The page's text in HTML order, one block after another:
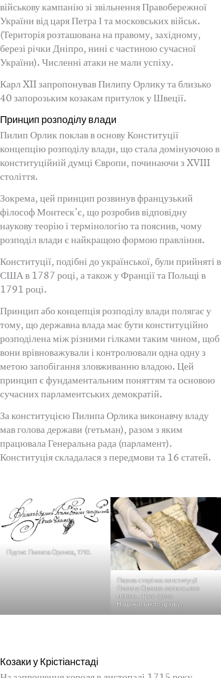
військову кампанію зі звільнення Правобережної
України від царя Петра І та московських військ.
(Територія розташована на правому, західному,
березі річки Дніпро, нині є частиною сучасної
України). Численні атаки не мали успіху.
Карл XII запропонував Пилипу Орлику та близько
40 запорозьким козакам притулок у Швеції.
Принцип розподілу влади
Пилип Орлик поклав в основу Конституції
концепцію розподілу влади, що стала домінуючою в
конституційній думці Європи, починаючи з XVIII
століття.
Зокрема, цей принцип розвинув французький
філософ Монтеск’є, що розробив відповідну
наукову теорію і термінологію та пояснив, чому
розподіл влади є найкращою формою правління.
Конституції, подібні до української, були прийняті в
США в 1787 році, а також у Франції та Польщі в
1791 році.
Принцип або концепція розподілу влади полягає у
тому, що державна влада має бути конституційно
розподілена між різними гілками таким чином, щоб
вони врівноважували і контролювали одна одну з
метою запобігання зловживанню владою. Цей
принцип є фундаментальним поняттям та основою
сучасних парламентських демократій.
За конституцією Пилипа Орлика виконавчу владу
мав голова держави (гетьман), разом з яким
працювала Генеральна рада (парламент).
Конституція складалася з передмови та 16 статей.
Підпис Пилипа Орлика, 1710.
Перша сторінка конституції
Пилипа Орлика латинською
мовою. Прес-фото
Національного архіву.
Козаки у Крістіанстаді